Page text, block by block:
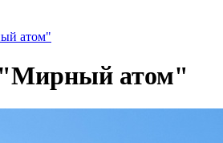
атом"
атом"